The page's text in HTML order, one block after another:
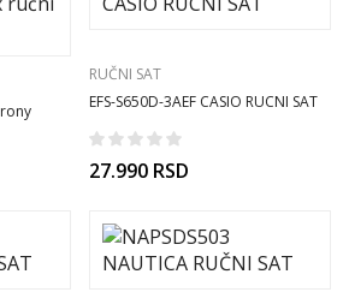
RUČNI SAT
EFS-S650D-3AEF CASIO RUCNI SAT
27.990 RSD